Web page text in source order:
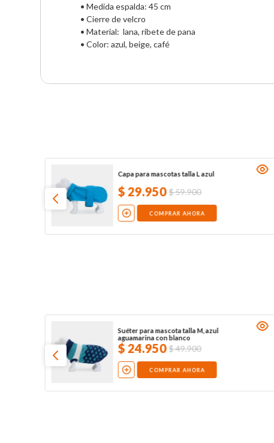
• Medida espalda: 45 cm
• Cierre de velcro
• Material:  lana, ribete de pana
• Color: azul, beige, café
Capa para mascotas talla L azul
$29.950 $59.900
COMPRAR AHORA
Suéter para mascota talla M, azul
aguamarina con blanco
$24.950 $49.900
COMPRAR AHORA